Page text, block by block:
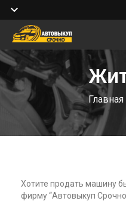
Главная
Хотите продать машину
фирму “Автовыкуп